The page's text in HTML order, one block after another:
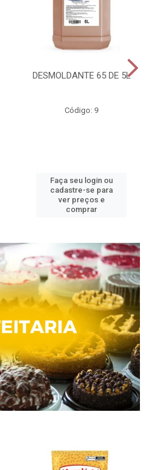
DESMOLDANTE 65 DE 5L
Código: 9
Faça seu login ou
cadastre-se para
ver preços e
comprar